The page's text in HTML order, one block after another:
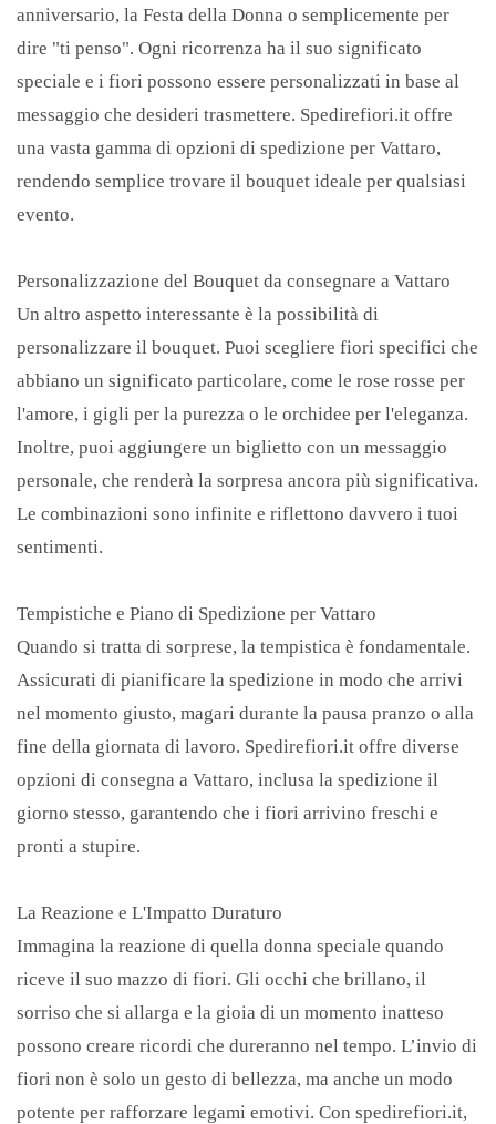
anniversario, la Festa della Donna o semplicemente per
dire "ti penso". Ogni ricorrenza ha il suo significato
speciale e i fiori possono essere personalizzati in base al
messaggio che desideri trasmettere. Spedirefiori.it offre
una vasta gamma di opzioni di spedizione per Vattaro,
rendendo semplice trovare il bouquet ideale per qualsiasi
evento.
Personalizzazione del Bouquet da consegnare a Vattaro
Un altro aspetto interessante è la possibilità di
personalizzare il bouquet. Puoi scegliere fiori specifici che
abbiano un significato particolare, come le rose rosse per
l'amore, i gigli per la purezza o le orchidee per l'eleganza.
Inoltre, puoi aggiungere un biglietto con un messaggio
personale, che renderà la sorpresa ancora più significativa.
Le combinazioni sono infinite e riflettono davvero i tuoi
sentimenti.
Tempistiche e Piano di Spedizione per Vattaro
Quando si tratta di sorprese, la tempistica è fondamentale.
Assicurati di pianificare la spedizione in modo che arrivi
nel momento giusto, magari durante la pausa pranzo o alla
fine della giornata di lavoro. Spedirefiori.it offre diverse
opzioni di consegna a Vattaro, inclusa la spedizione il
giorno stesso, garantendo che i fiori arrivino freschi e
pronti a stupire.
La Reazione e L'Impatto Duraturo
Immagina la reazione di quella donna speciale quando
riceve il suo mazzo di fiori. Gli occhi che brillano, il
sorriso che si allarga e la gioia di un momento inatteso
possono creare ricordi che dureranno nel tempo. L’invio di
fiori non è solo un gesto di bellezza, ma anche un modo
potente per rafforzare legami emotivi. Con spedirefiori.it,